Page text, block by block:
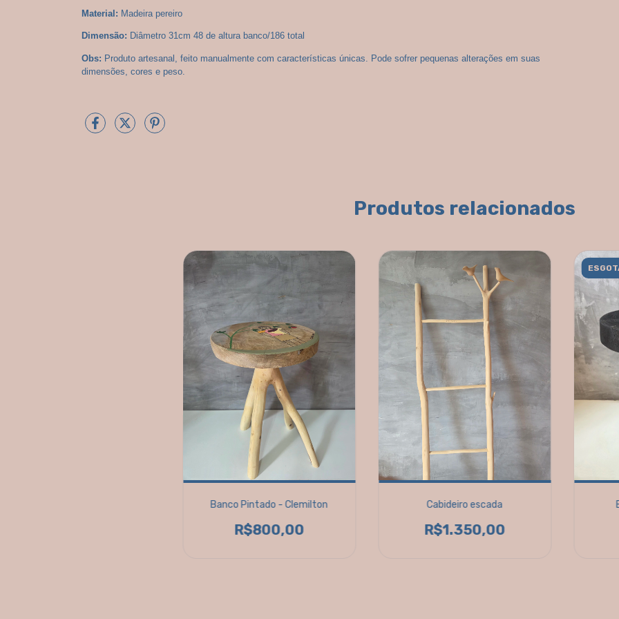
Material: Madeira pereiro
Dimensão: Diâmetro 31cm 48 de altura banco/186 total
Obs: Produto artesanal, feito manualmente com características únicas. Pode sofrer pequenas alterações em suas
dimensões, cores e peso.
Produtos relacionados
Banco Pintado - Clemilton
R$800,00
Cabideiro escada
R$1.350,00